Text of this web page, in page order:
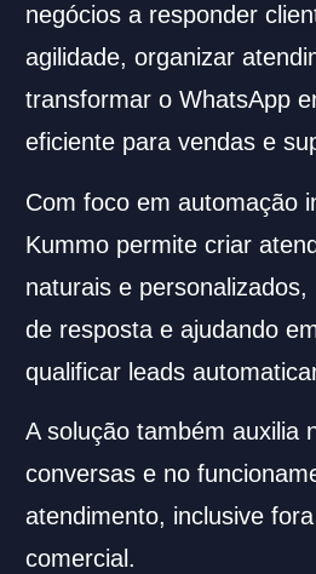
negócios a responder
agilidade, organizar
transformar o WhatsApp
eficiente para vendas e
Com foco em automação
Kummo permite criar
naturais e
de resposta e ajudando
qualificar leads
A solução também auxilia
conversas e no
atendimento, inclusive
comercial.